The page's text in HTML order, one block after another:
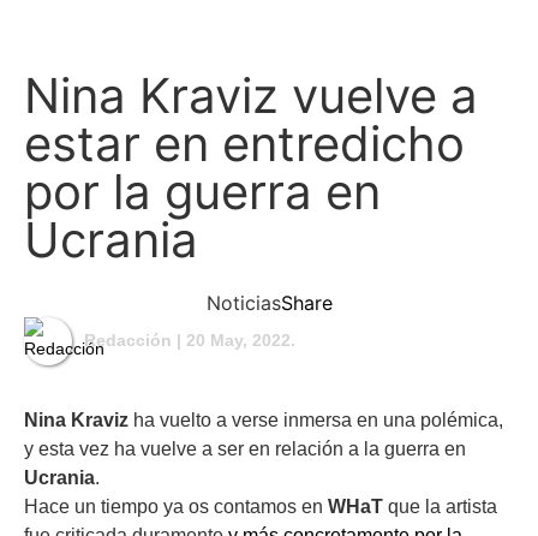
Nina Kraviz vuelve a
estar en entredicho
por la guerra en
Ucrania
NoticiasShare
Redacción | 20 May, 2022.
Nina Kraviz ha vuelto a verse inmersa en una polémica,
y esta vez ha vuelve a ser en relación a la guerra en
Ucrania.
Hace un tiempo ya os contamos en WHaT que la artista